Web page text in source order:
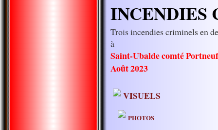
INCENDIES
Trois incendies criminels en
à
Saint-Ubalde comté
Août 2023
VISUELS
PHOTOS